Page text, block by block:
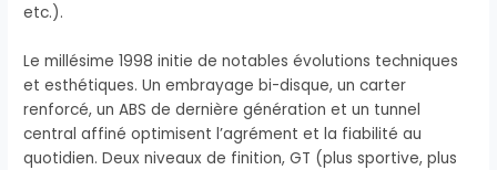
etc.).
Le millésime 1998 initie de notables évolutions techniques
et esthétiques. Un embrayage bi-disque, un carter
renforcé, un ABS de dernière génération et un tunnel
central affiné optimisent l’agrément et la fiabilité au
quotidien. Deux niveaux de finition, GT (plus sportive, plus